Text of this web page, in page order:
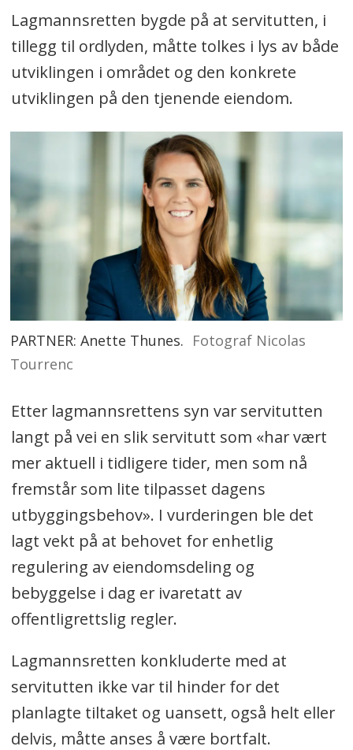
Lagmannsretten bygde på at servitutten, i
tillegg til ordlyden, måtte tolkes i lys av både
utviklingen i området og den konkrete
utviklingen på den tjenende eiendom.
PARTNER: Anette Thunes. Fotograf Nicolas
Tourrenc
Etter lagmannsrettens syn var servitutten
langt på vei en slik servitutt som «har vært
mer aktuell i tidligere tider, men som nå
fremstår som lite tilpasset dagens
utbyggingsbehov». I vurderingen ble det
lagt vekt på at behovet for enhetlig
regulering av eiendomsdeling og
bebyggelse i dag er ivaretatt av
offentligrettslig regler.
Lagmannsretten konkluderte med at
servitutten ikke var til hinder for det
planlagte tiltaket og uansett, også helt eller
delvis, måtte anses å være bortfalt.